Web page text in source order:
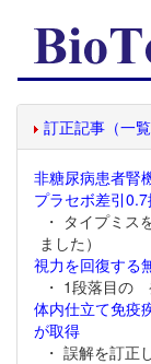
訂正記事（一覧
非糖尿病患者腎
プラセボ差引
・ タイプミ
ました）
視力を回復する
・ 1段落目の
体内仕立て免疫
が取得
・ 誤解を訂正